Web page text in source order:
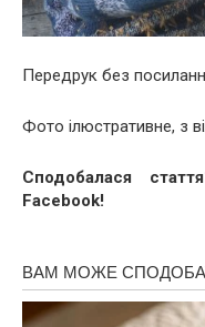
Передрук без
Фото ілюстративне, з
Сподобалася
Facebook!